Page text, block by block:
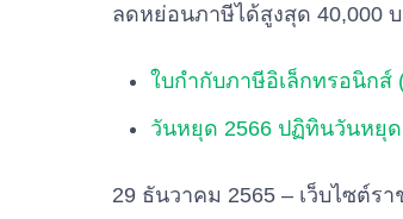
ลดหย่อนภาษีได้สูงสุด 40,000
ใบกำกับภาษีอิเล็กทรอนิกส์
วันหยุด 2566 ปฏิทินวันหยุ
29 ธันวาคม 2565 – เว็บไซต์ร